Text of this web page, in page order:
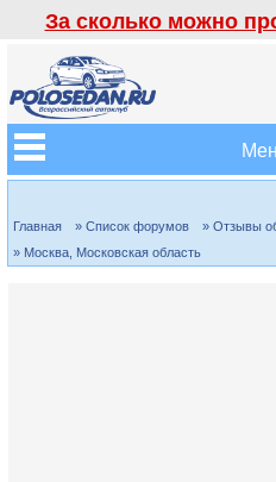
За сколько можно
Главная » Список форумов
» Отзывы
» Москва, Московская область